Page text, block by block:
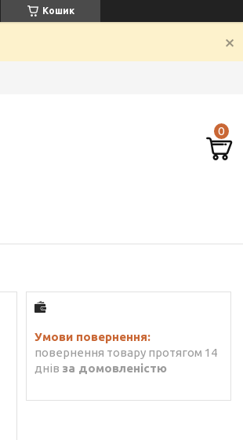
Кошик
повернення товару протягом 14
днів за домовленістю